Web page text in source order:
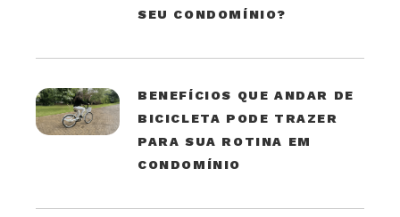
SEU CONDOMÍNIO?
BENEFÍCIOS QUE ANDAR DE
BICICLETA PODE TRAZER
PARA SUA ROTINA EM
CONDOMÍNIO